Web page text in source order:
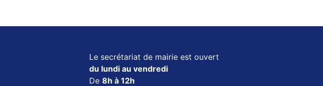
Le secrétariat de mairie est ouvert
du lundi au vendredi
De 8h à 12h